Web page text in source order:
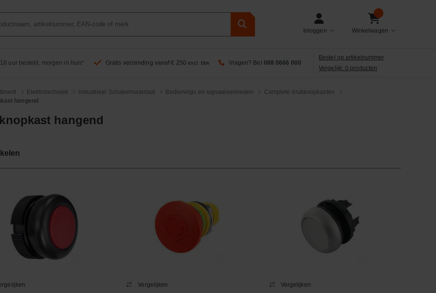
Inloggen Winkelwagen
uur besteld, morgen in huis* Gratis verzending vanaf € 250 excl. btw Vragen? Bel 088 0666 000
Bestel op artikelnummer
Vergelijk: 0 producten
Elektrotechniek Industrieel Schakelmateriaal Bedienings en signaaleenheden
Complete drukknopkasten
hangend
hangend
Vergelijken Vergelijken